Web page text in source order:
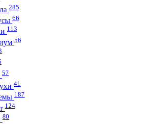
285
66
113
56
57
41
187
124
80